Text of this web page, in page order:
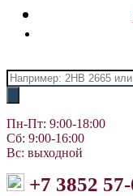
Поиск
товаров
Пн-Пт: 9:00-18:00
Сб: 9:00-16:00
Вс: выходной
+7 3852